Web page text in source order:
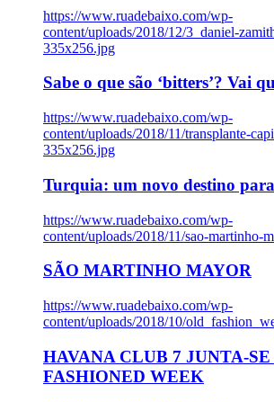
https://www.ruadebaixo.com/wp-
content/uploads/2018/12/3_daniel-
335x256.jpg
Sabe o que são ‘bitters’? Vai
https://www.ruadebaixo.com/wp-
content/uploads/2018/11/transplante-
335x256.jpg
Turquia: um novo destino
https://www.ruadebaixo.com/wp-
content/uploads/2018/11/sao-martinho-
SÃO MARTINHO MAYOR
https://www.ruadebaixo.com/wp-
content/uploads/2018/10/
HAVANA CLUB 7 JUNTA-
FASHIONED WEEK